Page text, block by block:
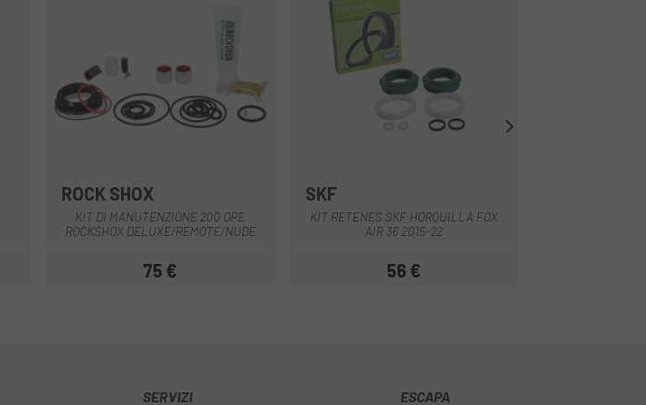
ROCK SHOX
KIT DI MANUTENZIONE 200 ORE
ROCKSHOX DELUXE/REMOTE/NUDE
Prezzo
75 €
SKF
KIT RETENES SKF HORQUILLA FOX
AIR 36 2015-22
Prezzo
56 €
SERVIZI ESCAPA